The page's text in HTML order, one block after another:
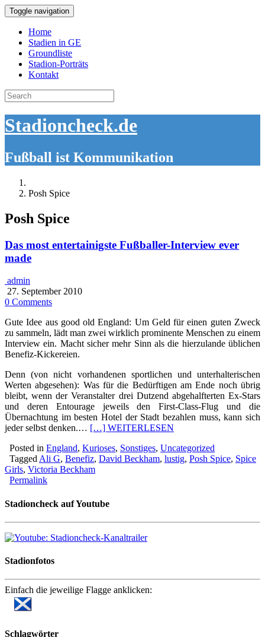
Toggle navigation
Home
Stadien in GE
Groundliste
Stadion-Porträts
Kontakt
Search
for:
Stadioncheck.de
Fußball ist Kommunikation
Posh Spice
Posh Spice
Das most entertainigste Fußballer-Interview ever
made
admin
27. September 2010
0 Comments
Gute Idee aus good old England: Um Geld für einen guten Zweck
zu sammeln, lädt man zwei wirklich prominente Menschen zu einem
Interview ein. Macht sicher mehr Sinn als die hierzulande üblichen
Benefiz-Kickereien.
Denn (von nicht vorhandenen sportlichen und unterhalterischen
Werten abgesehen): Was für die Bedürftigen am Ende noch übrig
bleibt, wenn der Veranstalter drei Dutzend abgehalfterten Ex-Stars
und deren Entourage jeweils den First-Class-Flug und die
Übernachtung im besten Hotel der Stadt bezahlen muss, kann sich
jeder selbst denken.… […] WEITERLESEN
Posted in England, Kurioses, Sonstiges, Uncategorized
Tagged Ali G, Benefiz, David Beckham, lustig, Posh Spice, Spice
Girls, Victoria Beckham
Permalink
Stadioncheck auf Youtube
Stadionfotos
Einfach die jeweilige Flagge anklicken:
Schlagwörter